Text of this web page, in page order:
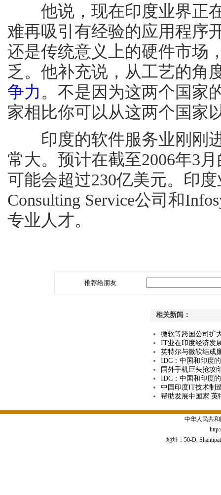
他说，现在印度业界正在
难再吸引有经验的应用程序
还是传统意义上的硬件市场
乏。他补充说，从工艺的角
争力 。不是因为这两个国家
家相比你可以从这两个国家
印度的软件服务业刚刚进
常大。预计在截至2006年3
可能会超过230亿美元。印
Consulting Service公司和
专业人才。
推荐给朋友
相关新闻：
微软等跨国公司扩
IT业在印度经济发
英特尔与微软结成
IDC：中国和印度
国外手机巨头抢攻
IDC：中国和印度
中国印度IT技术制
帮助发展中国家 英
中华人民共
地址：50-D,